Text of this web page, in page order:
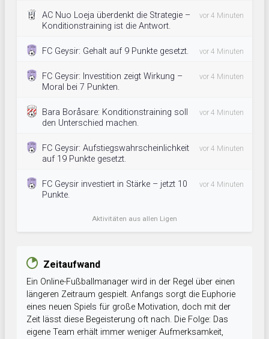
AC Nuo Loeja überdenkt die Strategie –
Konditionstraining ist die Antwort.
vor 4 Minuten
FC Geysir: Gehalt auf 9 Punkte gesetzt. vor 4 Minuten
FC Geysir: Investition zeigt Wirkung –
Moral bei 7 Punkten.
vor 4 Minuten
Bara Boråsare: Konditionstraining soll
den Unterschied machen.
vor 4 Minuten
FC Geysir: Aufstiegswahrscheinlichkeit
auf 19 Punkte gesetzt.
vor 4 Minuten
FC Geysir investiert in Stärke – jetzt 10
Punkte.
vor 4 Minuten
Aktivitäten aus allen Ligen
Zeitaufwand
Ein Online-Fußballmanager wird in der Regel über einen
längeren Zeitraum gespielt. Anfangs sorgt die Euphorie
eines neuen Spiels für große Motivation, doch mit der
Zeit lässt diese Begeisterung oft nach. Die Folge: Das
eigene Team erhält immer weniger Aufmerksamkeit,